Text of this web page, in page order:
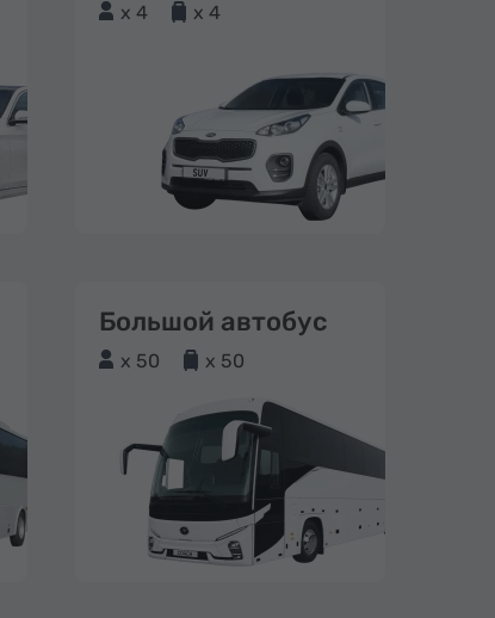
x 4 x 4
Большой автобус
x 50 x 50